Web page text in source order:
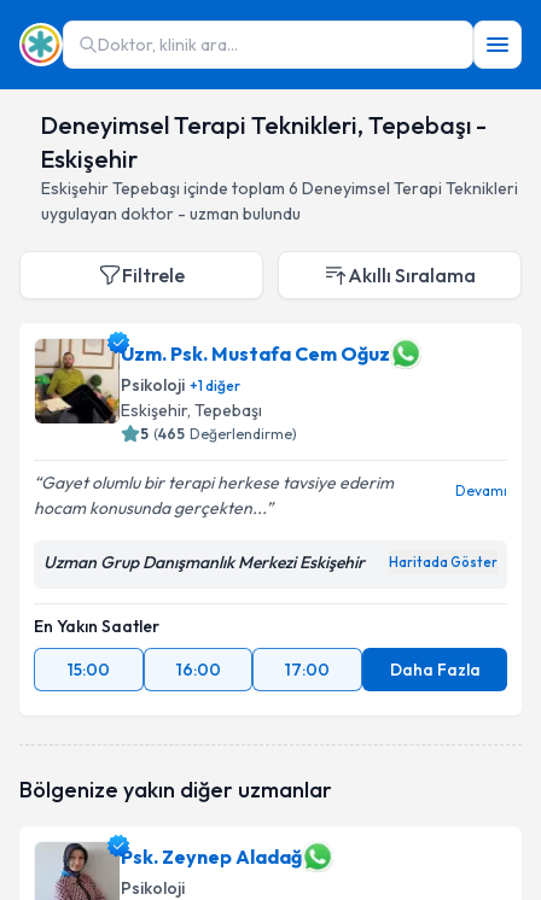
Doktor, klinik ara...
Deneyimsel Terapi Teknikleri, Tepebaşı -
Eskişehir
EskişehirTepebaşı içinde toplam 6 Deneyimsel Terapi Teknikleri
uygulayan doktor - uzman bulundu
Filtrele Akıllı Sıralama
Uzm. Psk. Mustafa Cem Oğuz
Psikoloji +1diğer
Eskişehir, Tepebaşı
5 (465 Değerlendirme)
Gayet olumlu bir terapi herkese tavsiye ederim
hocam konusunda gerçekten...
Devamı
Uzman Grup Danışmanlık Merkezi Eskişehir Haritada Göster
En Yakın Saatler
15:00
16:00 17:00 Daha Fazla
Bölgenize yakın diğer uzmanlar
Psk. Zeynep Aladağ
Psikoloji